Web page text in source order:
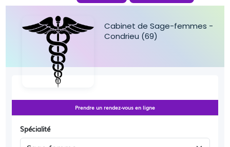
Cabinet de Sage-femmes -
Condrieu (69)
Prendre un rendez-vous en ligne
Spécialité